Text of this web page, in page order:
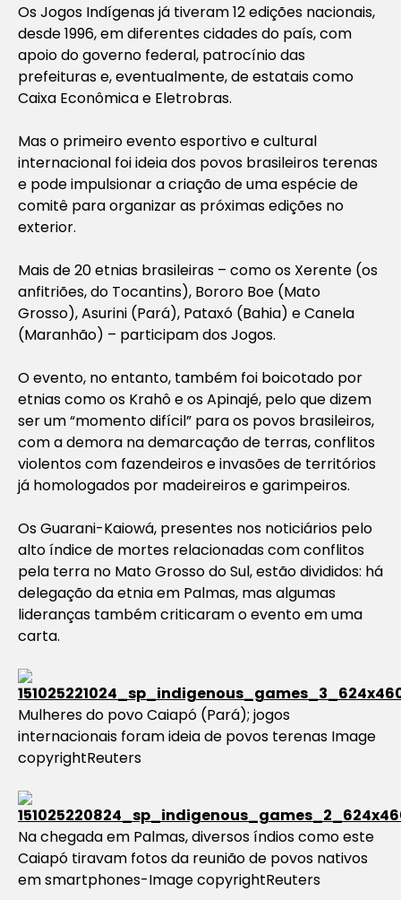
Os Jogos Indígenas já tiveram 12 edições nacionais,
desde 1996, em diferentes cidades do país, com
apoio do governo federal, patrocínio das
prefeituras e, eventualmente, de estatais como
Caixa Econômica e Eletrobras.
Mas o primeiro evento esportivo e cultural
internacional foi ideia dos povos brasileiros terenas
e pode impulsionar a criação de uma espécie de
comitê para organizar as próximas edições no
exterior.
Mais de 20 etnias brasileiras – como os Xerente (os
anfitriões, do Tocantins), Bororo Boe (Mato
Grosso), Asurini (Pará), Pataxó (Bahia) e Canela
(Maranhão) – participam dos Jogos.
O evento, no entanto, também foi boicotado por
etnias como os Krahô e os Apinajé, pelo que dizem
ser um “momento difícil” para os povos brasileiros,
com a demora na demarcação de terras, conflitos
violentos com fazendeiros e invasões de territórios
já homologados por madeireiros e garimpeiros.
Os Guarani-Kaiowá, presentes nos noticiários pelo
alto índice de mortes relacionadas com conflitos
pela terra no Mato Grosso do Sul, estão divididos: há
delegação da etnia em Palmas, mas algumas
lideranças também criticaram o evento em uma
carta.
Mulheres do povo Caiapó (Pará); jogos
internacionais foram ideia de povos terenas Image
copyrightReuters
Na chegada em Palmas, diversos índios como este
Caiapó tiravam fotos da reunião de povos nativos
em smartphones-Image copyrightReuters